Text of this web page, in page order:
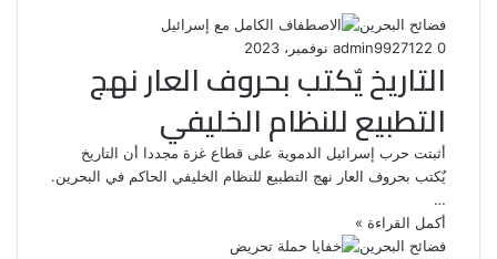
فضائح البحرين
admin9927 نوفمبر، 2023 0
التاريخ يٌكتب بحروف العار نهج
التطبيع للنظام الخليفي
أثبتت حرب إسرائيل الدموية على قطاع غزة مجددا أن التاريخ
يٌكتب بحروف العار نهج التطبيع للنظام الخليفي الحاكم في البحرين.
…
أكمل القراءة »
فضائح البحرين